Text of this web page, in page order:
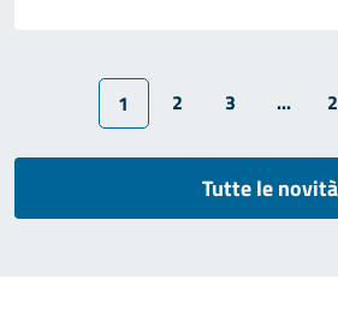
1 2 3 ...
Tutte le novità